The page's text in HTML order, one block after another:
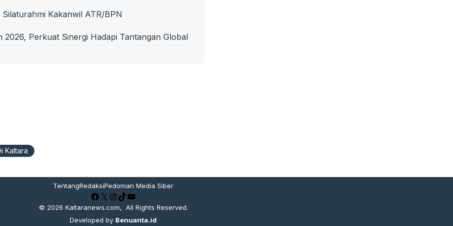
Kakanwil ATR/BPN
Perkuat Sinergi Hadapi Tantangan Global
Kaltara
TentangRedaksiPedoman Media Siber
Facebook
X Instagram
TikTok
YouTube
© 2026 Kaltaranews.com, All Rights Reserved.
Developed by Benuanta.id